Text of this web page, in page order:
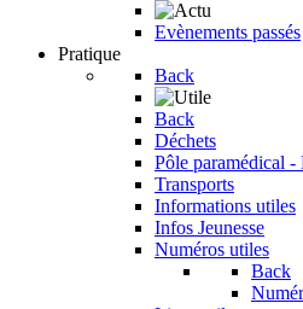
Evènements passés
Pratique
Back
Back
Déchets
Pôle paramédical -
Transports
Informations utiles
Infos Jeunesse
Numéros utiles
Back